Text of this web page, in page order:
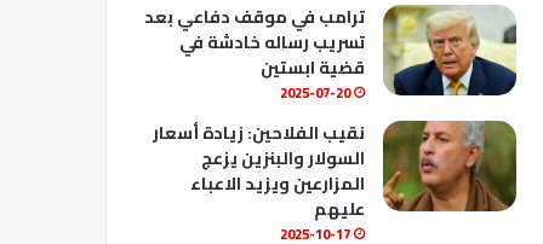
ترامب في موقف دفاعي بعد
تسريب رساله خادشة في
قضية ابستين
2025-07-20
نقيب الفلاحين: زيادة أسعار
السولار والبنزين يزعج
المزارعين ويزيد الاعباء
عليهم
2025-10-17